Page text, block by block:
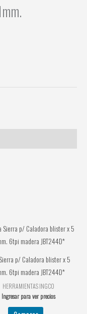
p/ Caladora blister x 5
6tpi madera JBT244D*
HERRAMIENTAS INGCO
Ingresar para ver precios